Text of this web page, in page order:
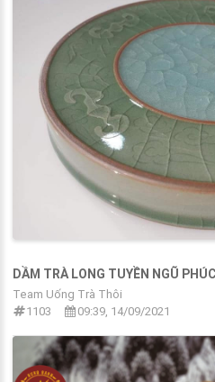
DẦM TRÀ LONG TUYỀN NGŨ
Team Uống Trà Thôi
1103
09:39, 14/09/2021